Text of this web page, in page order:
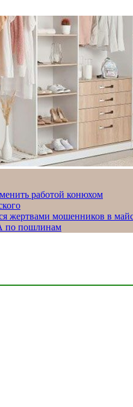
работой конюхом
жертвами мошенников в
по пошлинам